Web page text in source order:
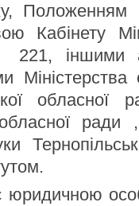
Положенням
Кабінету
іншими
Міністерства
обласної
обласної